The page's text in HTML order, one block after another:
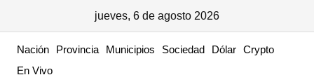
jueves, 6 de agosto 2026
content
Nación Provincia Municipios Sociedad Dólar Crypto
En Vivo